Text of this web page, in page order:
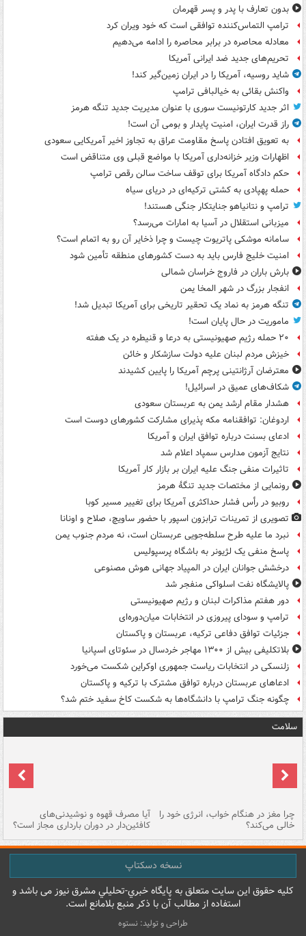
بدون تعارف با پدر و پسر قهرمان
ترامپ التماس‌کننده توافقی است که خود ویران کرد
معادله محاصره در برابر محاصره را ادامه می‌دهیم
تحریم‌های جدید ضد ایرانی آمریکا
شاید روسیه، آمریکا را در ایران زمین‌گیر کند!
واکنش بقائی به خیالبافی ترامپ
اثر جدید کارتونیست سوری با عنوان مدیریت جدید تنگه هرمز
راز قدرت ایران، امنیت پایدار و بومی آن است!
به تعویق افتادن پاسخ مقاومت عراق به تجاوز اخیر آمریکایی سعودی
اظهارات وزیر خزانه‌داری آمریکا با مواضع قبلی وی متناقض است
حکم دادگاه آمریکا برای توقف ساخت سالن رقص ترامپ
حمله پهپادی به کشتی ترکیه‌ای در دریای سیاه
ترامپ و نتانیاهو جنایتکار جنگی هستند!
میزبانی استقلال در آسیا به امارات می‌رسد؟
سامانه موشکی پاتریوت چیست و چرا ذخایر آن رو به اتمام است؟
امنیت خلیج فارس باید به دست کشورهای منطقه تأمین شود
بارش باران در فاروج خراسان شمالی
انفجار بزرگ در شهر المخا یمن
تنگه هرمز به نماد یک تحقیر تاریخی برای آمریکا تبدیل شد!
ماموریت در حال پایان است!
۲۰ حمله رژیم صهیونیستی به درعا و قنیطره در یک هفته
خیزش مردم لبنان علیه دولت سازشکار و خائن
معترضان آرژانتینی پرچم آمریکا را پایین کشیدند
شکاف‌های عمیق در اسرائیل!
هشدار مقام ارشد یمن به عربستان سعودی
اردوغان: توافقنامه مکه پذیرای مشارکت کشورهای دوست است
ادعای بسنت درباره توافق ایران و آمریکا
نتایج آزمون مدارس سمپاد اعلام شد
تاثیرات منفی جنگ علیه ایران بر بازار کار آمریکا
رونمایی از مختصات جدید تنگۀ هرمز
روبیو در رأس فشار حداکثری آمریکا برای تغییر مسیر کوبا
تصویری از تمرینات ترابزون اسپور با حضور ساویچ، صلاح و اونانا
نبرد ما علیه طرح سلطه‌جویی عربستان است، نه مردم جنوب یمن
پاسخ منفی یک لژیونر به باشگاه پرسپولیس
درخشش جوانان ایران در المپیاد جهانی هوش مصنوعی
پالایشگاه نفت اسلواکی منفجر شد
دور هفتم مذاکرات لبنان و رژیم صهیونیستی
ترامپ و سودای پیروزی در انتخابات میان‌دوره‌ای
جزئیات توافق دفاعی ترکیه، عربستان و پاکستان
بلاتکلیفی بیش از ۱۳۰۰ مهاجر خردسال در سئوتای اسپانیا
زلنسکی در انتخابات ریاست جمهوری اوکراین شکست می‌خورد
ادعاهای عربستان درباره توافق مشترک با ترکیه و پاکستان
چگونه جنگ ترامپ با دانشگاه‌ها به شکست کاخ سفید ختم شد؟
سلامت
چرا مغز در هنگام خواب، انرژی خود را
خالی می‌کند؟
آیا مصرف قهوه و نوشیدنی‌های
کافئین‌دار در دوران بارداری مجاز است؟
نسخه دسکتاپ
کليه حقوق اين سايت متعلق به پایگاه خبري-تحليلي مشرق نيوز می باشد و
استفاده از مطالب آن با ذکر منبع بلامانع است.
طراحی و تولید: نستوه